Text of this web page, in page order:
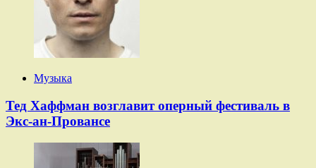
Музыка
Тед Хаффман возглавит оперный фестиваль в
Экс-ан-Провансе